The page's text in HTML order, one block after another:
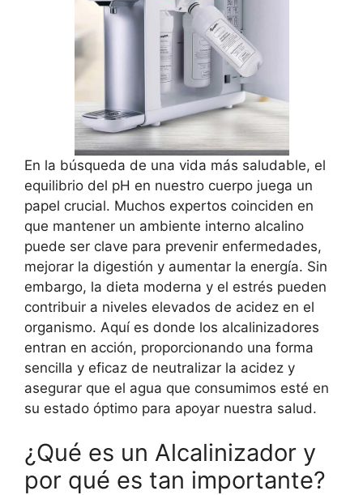
En la búsqueda de una vida más saludable, el
equilibrio del pH en nuestro cuerpo juega un
papel crucial. Muchos expertos coinciden en
que mantener un ambiente interno alcalino
puede ser clave para prevenir enfermedades,
mejorar la digestión y aumentar la energía. Sin
embargo, la dieta moderna y el estrés pueden
contribuir a niveles elevados de acidez en el
organismo. Aquí es donde los alcalinizadores
entran en acción, proporcionando una forma
sencilla y eficaz de neutralizar la acidez y
asegurar que el agua que consumimos esté en
su estado óptimo para apoyar nuestra salud.
¿Qué es un Alcalinizador y
por qué es tan importante?